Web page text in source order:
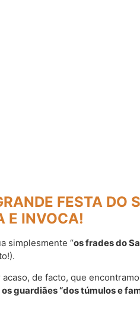
FESTA DO
E INVOCA!
simplesmente “os frades do
de facto, que
os guardiães “dos túmulos e